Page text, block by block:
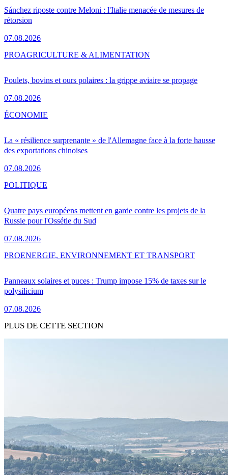
Sánchez riposte contre Meloni : l'Italie menacée de mesures de
rétorsion
07.08.2026
Poulets, bovins et ours polaires : la grippe aviaire se propage
07.08.2026
PROAGRICULTURE & ALIMENTATION
La « résilience surprenante » de l'Allemagne face à la forte hausse
des exportations chinoises
07.08.2026
ÉCONOMIE
Quatre pays européens mettent en garde contre les projets de la
Russie pour l'Ossétie du Sud
07.08.2026
POLITIQUE
Panneaux solaires et puces : Trump impose 15% de taxes sur le
polysilicium
07.08.2026
PROENERGIE, ENVIRONNEMENT ET TRANSPORT
PLUS DE CETTE SECTION